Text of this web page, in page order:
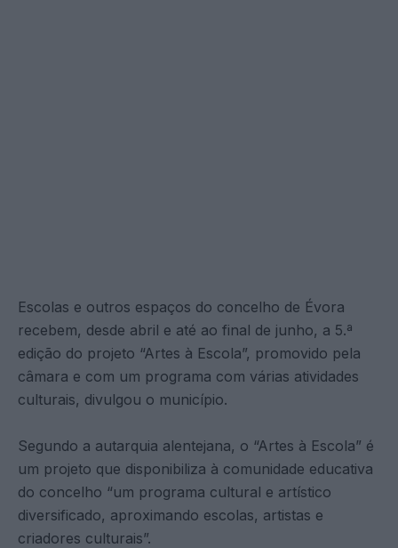
Escolas e outros espaços do concelho de Évora
recebem, desde abril e até ao final de junho, a 5.ª
edição do projeto “Artes à Escola”, promovido pela
câmara e com um programa com várias atividades
culturais, divulgou o município.
Segundo a autarquia alentejana, o “Artes à Escola” é
um projeto que disponibiliza à comunidade educativa
do concelho “um programa cultural e artístico
diversificado, aproximando escolas, artistas e
criadores culturais”.